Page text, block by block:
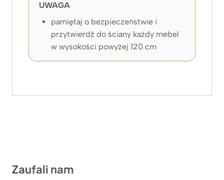
UWAGA
pamiętaj o bezpieczeństwie i
przytwierdź do ściany każdy mebel
w wysokości powyżej 120 cm
Zaufali nam